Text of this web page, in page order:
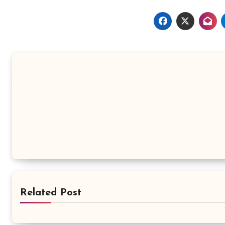
Related Post